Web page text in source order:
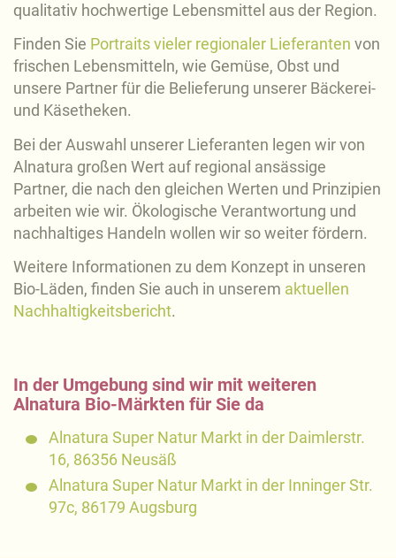
qualitativ hochwertige Lebensmittel aus der Region.
Finden Sie Portraits vieler regionaler Lieferanten von
frischen Lebensmitteln, wie Gemüse, Obst und
unsere Partner für die Belieferung unserer Bäckerei-
und Käsetheken.
Bei der Auswahl unserer Lieferanten legen wir von
Alnatura großen Wert auf regional ansässige
Partner, die nach den gleichen Werten und Prinzipien
arbeiten wie wir. Ökologische Verantwortung und
nachhaltiges Handeln wollen wir so weiter fördern.
Weitere Informationen zu dem Konzept in unseren
Bio-Läden, finden Sie auch in unserem aktuellen
Nachhaltigkeitsbericht.
In der Umgebung sind wir mit weiteren
Alnatura Bio-Märkten für Sie da
Alnatura Super Natur Markt in der Daimlerstr.
16, 86356 Neusäß
Alnatura Super Natur Markt in der Inninger Str.
97c, 86179 Augsburg